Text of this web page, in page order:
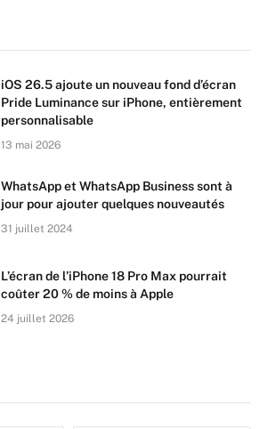
iOS 26.5 ajoute un nouveau fond d’écran
Pride Luminance sur iPhone, entièrement
personnalisable
13 mai 2026
WhatsApp et WhatsApp Business sont à
jour pour ajouter quelques nouveautés
31 juillet 2024
L’écran de l’iPhone 18 Pro Max pourrait
coûter 20 % de moins à Apple
24 juillet 2026